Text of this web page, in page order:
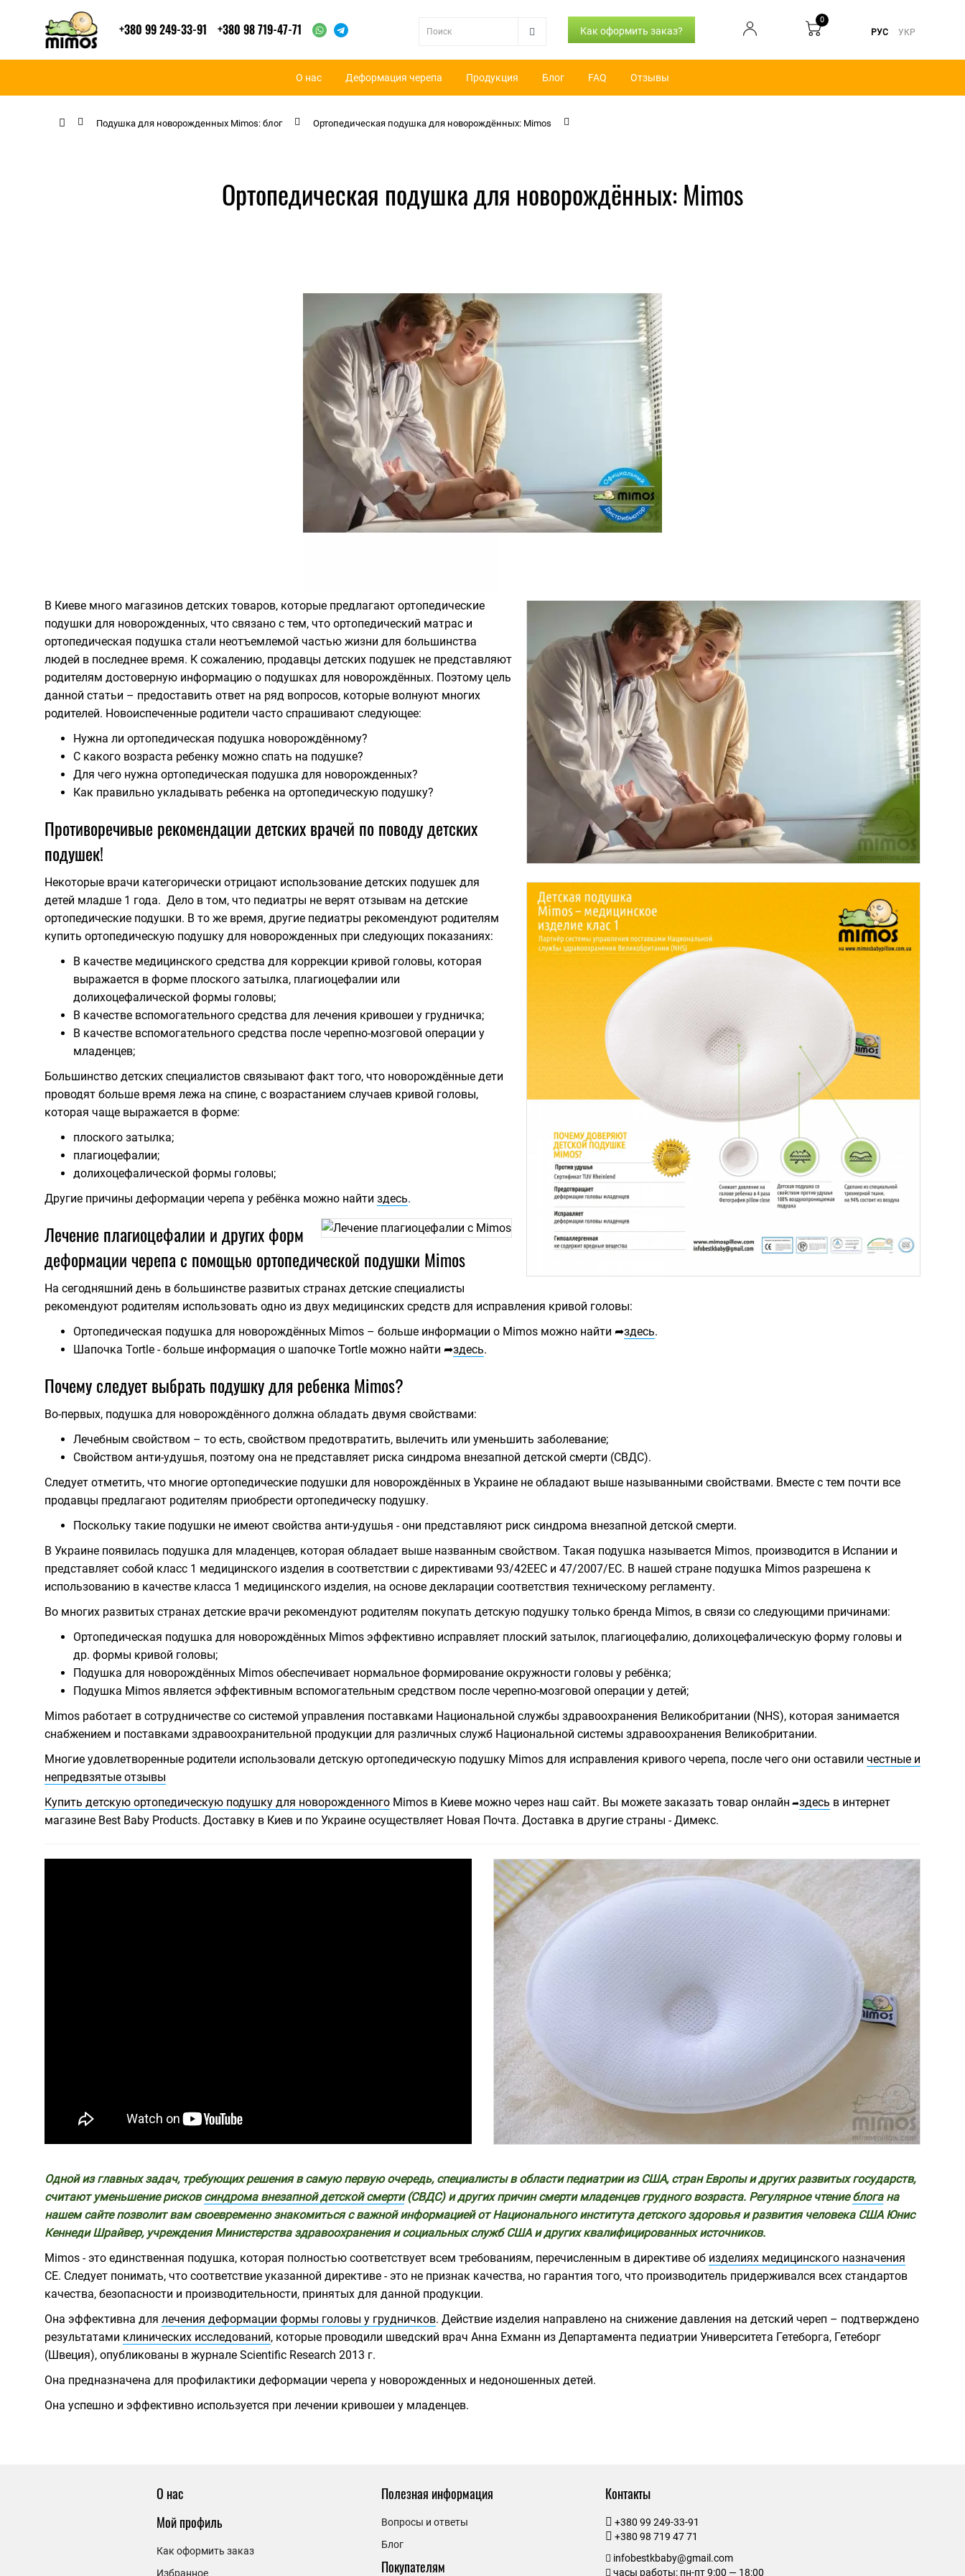
+380 99 249-33-91 +380 98 719-47-71 Как оформить заказ?
0
РУС УКР
О нас Деформация черепа Продукция Блог FAQ Отзывы
Подушка для новорожденных Mimos: блог Ортопедическая подушка для новорождённых: Mimos
Ортопедическая подушка для новорождённых: Mimos
В Киеве много магазинов детских товаров, которые предлагают ортопедические
подушки для новорожденных, что связано с тем, что ортопедический матрас и
ортопедическая подушка стали неотъемлемой частью жизни для большинства
людей в последнее время. К сожалению, продавцы детских подушек не представляют
родителям достоверную информацию о подушках для новорождённых. Поэтому цель
данной статьи – предоставить ответ на ряд вопросов, которые волнуют многих
родителей. Новоиспеченные родители часто спрашивают следующее:
Нужна ли ортопедическая подушка новорождённому?
С какого возраста ребенку можно спать на подушке?
Для чего нужна ортопедическая подушка для новорожденных?
Как правильно укладывать ребенка на ортопедическую подушку?
Противоречивые рекомендации детских врачей по поводу детских
подушек!
Некоторые врачи категорически отрицают использование детских подушек для
детей младше 1 года. Дело в том, что педиатры не верят отзывам на детские
ортопедические подушки. В то же время, другие педиатры рекомендуют родителям
купить ортопедическую подушку для новорожденных при следующих показаниях:
В качестве медицинского средства для коррекции кривой головы, которая
выражается в форме плоского затылка, плагиоцефалии или
долихоцефалической формы головы;
В качестве вспомогательного средства для лечения кривошеи у грудничка;
В качестве вспомогательного средства после черепно-мозговой операции у
младенцев;
Большинство детских специалистов связывают факт того, что новорождённые дети
проводят больше время лежа на спине, с возрастанием случаев кривой головы,
которая чаще выражается в форме:
плоского затылка;
плагиоцефалии;
долихоцефалической формы головы;
Другие причины деформации черепа у ребёнка можно найти здесь.
Лечение плагиоцефалии и других форм
деформации черепа с помощью ортопедической подушки Mimos
На сегодняшний день в большинстве развитых странах детские специалисты
рекомендуют родителям использовать одно из двух медицинских средств для исправления кривой головы:
Ортопедическая подушка для новорождённых Mimos – больше информации о Mimos можно найти ➦здесь.
Шапочка Tortle - больше информация о шапочке Tortle можно найти ➦здесь.
Почему следует выбрать подушку для ребенка Mimos?
Во-первых, подушка для новорождённого должна обладать двумя свойствами:
Лечебным свойством – то есть, свойством предотвратить, вылечить или уменьшить заболевание;
Свойством анти-удушья, поэтому она не представляет риска синдрома внезапной детской смерти (СВДС).
Следует отметить, что многие ортопедические подушки для новорождённых в Украине не обладают выше называнными свойствами. Вместе с тем почти все
продавцы предлагают родителям приобрести ортопедическу подушку.
Поскольку такие подушки не имеют свойства анти-удушья - они представляют риск синдрома внезапной детской смерти.
В Украине появилась подушка для младенцев, которая обладает выше названным свойством. Такая подушка называется Mimos производится в Испании и
представляет собой класс 1 медицинского изделия в соответствии с директивами 93/42ЕЕС и 47/2007/ЕС. В нашей стране подушка Mimos разрешена к
использованию в качестве класса 1 медицинского изделия, на основе декларации соответствия техническому регламенту.
Во многих развитых странах детские врачи рекомендуют родителям покупать детскую подушку только бренда Mimos, в связи со следующими причинами:
Ортопедическая подушка для новорождённых Mimos эффективно исправляет плоский затылок, плагиоцефалию, долихоцефалическую форму головы и
др. формы кривой головы;
Подушка для новорождённых Mimos обеспечивает нормальное формирование окружности головы у ребёнка;
Подушка Mimos является эффективным вспомогательным средством после черепно-мозговой операции у детей;
Mimos работает в сотрудничестве со системой управления поставками Национальной службы здравоохранения Великобритании (NHS), которая занимается
снабжением и поставками здравоохранительной продукции для различных служб Национальной системы здравоохранения Великобритании.
Многие удовлетворенные родители использовали детскую ортопедическую подушку Mimos для исправления кривого черепа, после чего они оставили честные и
непредвзятые отзывы
Купить детскую ортопедическую подушку для новорожденного Mimos в Киеве можно через наш сайт. Вы можете заказать товар онлайн ➦здесь в интернет
магазине Best Baby Products. Доставку в Киев и по Украине осуществляет Новая Почта. Доставка в другие страны - Димекс.
Одной из главных задач, требующих решения в самую первую очередь, специалисты в области педиатрии из США, стран Европы и других развитых государств,
считают уменьшение рисковсиндрома внезапной детской смерти(СВДС) и других причин смерти младенцев грудного возраста. Регулярное чтениеблогана
нашем сайте позволит вам своевременно знакомиться с важной информацией от Национального института детского здоровья и развития человека США Юнис
Кеннеди Шрайвер, учреждения Министерства здравоохранения и социальных служб США и других квалифицированных источников.
Mimos - это единственная подушка, которая полностью соответствует всем требованиям, перечисленным в директиве об изделиях медицинского назначения
CE. Следует понимать, что соответствие указанной директиве - это не признак качества, но гарантия того, что производитель придерживался всех стандартов
качества, безопасности и производительности, принятых для данной продукции.
Она эффективна для лечения деформации формы головы у грудничков. Действие изделия направлено на снижение давления на детский череп – подтверждено
результатами клинических исследований, которые проводили шведский врач Анна Ехманн из Департамента педиатрии Университета Гетеборга, Гетеборг
(Швеция), опубликованы в журнале Scientific Research 2013 г.
Она предназначена для профилактики деформации черепа у новорожденных и недоношенных детей.
Она успешно и эффективно используется при лечении кривошеи у младенцев.
О нас
Мой профиль
Как оформить заказ
Избранное
Полезная информация
Вопросы и ответы
Блог
Покупателям
Контакты
+380 99 249-33-91
+380 98 719 47 71
infobestkbaby@gmail.com
часы работы: пн-пт 9:00 — 18:00